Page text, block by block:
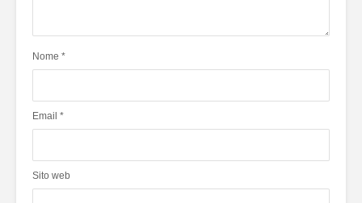
Nome *
Email *
Sito web